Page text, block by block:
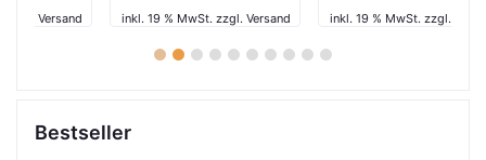
inkl. 19 % MwSt. zzgl. Versand inkl. 19 % MwSt. zzgl. Versand
1 2 3 4 5 6 7 8 9 10
Bestseller